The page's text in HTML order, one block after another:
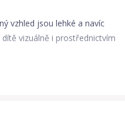
vzhled jsou lehké a navíc
vizuálně i prostřednictvím